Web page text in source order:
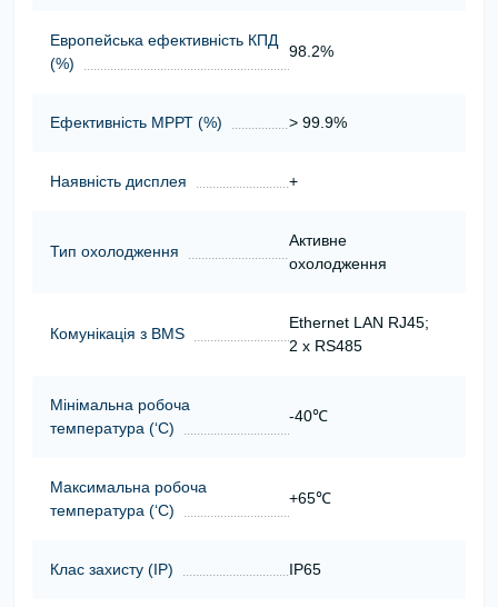
Европейська ефективність КПД
(%)
98.2%
Ефективність МРРТ (%) > 99.9%
Наявність дисплея +
Тип охолодження
Активне
охолодження
Комунікація з BMS
Ethernet LAN RJ45;
2 x RS485
Мінімальна робоча
температура (‘С)
-40℃
Максимальна робоча
температура (‘С)
+65℃
Клас захисту (ІР) IP65